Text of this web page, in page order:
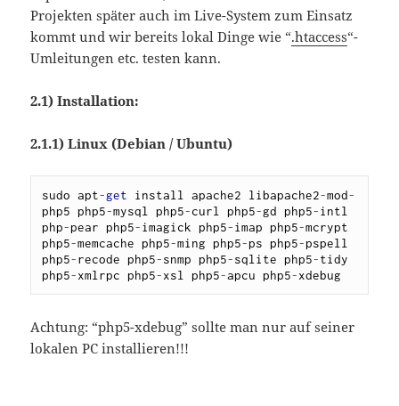
Projekten später auch im Live-System zum Einsatz
kommt und wir bereits lokal Dinge wie “.htaccess“-
Umleitungen etc. testen kann.
2.1) Installation:
2.1.1) Linux (Debian / Ubuntu)
sudo apt-get install apache2 libapache2-mod-
php5 php5-mysql php5-curl php5-gd php5-intl
php-pear php5-imagick php5-imap php5-mcrypt
php5-memcache php5-ming php5-ps php5-pspell
php5-recode php5-snmp php5-sqlite php5-tidy
php5-xmlrpc php5-xsl php5-apcu php5-xdebug
Achtung: “php5-xdebug” sollte man nur auf seiner
lokalen PC installieren!!!